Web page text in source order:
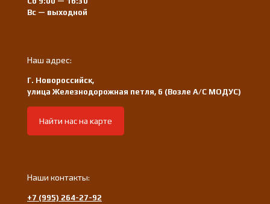
Вс — выходной
Наш адрес:
Г. Новороссийск,
улица Железнодорожная петля, 6 (Возле А/С МОДУС)
Найти нас на карте
Наши контакты:
+7 (995) 264-27-92